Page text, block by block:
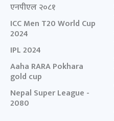
एनपीएल २०८१
ICC Men T20 World Cup
2024
IPL 2024
Aaha RARA Pokhara
gold cup
Nepal Super League -
2080